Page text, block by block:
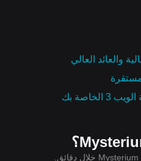
والعائد العالي
مستقرة
بك